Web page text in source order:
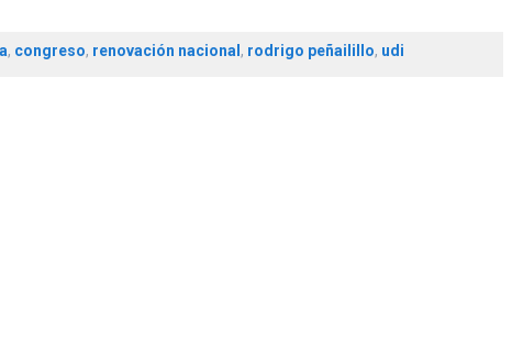
, congreso, renovación nacional , rodrigo peñailillo, udi